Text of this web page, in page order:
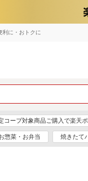
利に・おトクに
コープ対象商品ご購入で楽天
惣菜・お弁当 焼きたて